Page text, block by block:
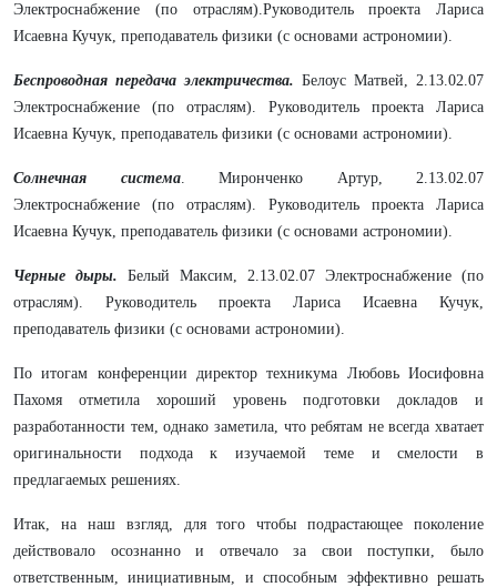
Электроснабжение (по отраслям).Руководитель проекта Лариса
Исаевна Кучук, преподаватель физики (с основами астрономии).
Беспроводная передача электричества. Белоус Матвей, 2.13.02.07
Электроснабжение (по отраслям). Руководитель проекта Лариса
Исаевна Кучук, преподаватель физики (с основами астрономии).
Солнечная система. Миронченко Артур, 2.13.02.07
Электроснабжение (по отраслям). Руководитель проекта Лариса
Исаевна Кучук, преподаватель физики (с основами астрономии).
Черные дыры. Белый Максим, 2.13.02.07 Электроснабжение (по
отраслям). Руководитель проекта Лариса Исаевна Кучук,
преподаватель физики (с основами астрономии).
По итогам конференции директор техникума Любовь Иосифовна
Пахомя отметила хороший уровень подготовки докладов и
разработанности тем, однако заметила, что ребятам не всегда хватает
оригинальности подхода к изучаемой теме и смелости в
предлагаемых решениях.
Итак, на наш взгляд, для того чтобы подрастающее поколение
действовало осознанно и отвечало за свои поступки, было
ответственным, инициативным, и способным эффективно решать